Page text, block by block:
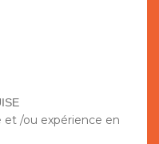
/ou expérience en